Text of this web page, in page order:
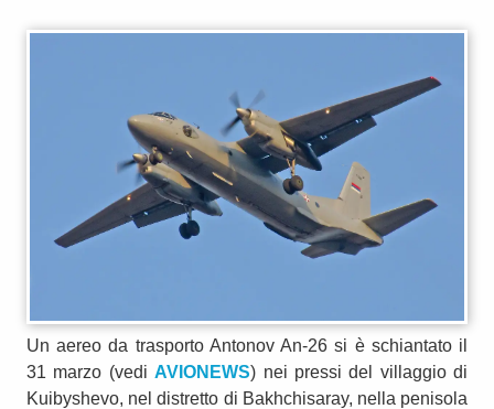
Un aereo da trasporto Antonov An‑26 si è schiantato il
31 marzo (vediAVIONEWS) nei pressi del villaggio di
Kuibyshevo, nel distretto di Bakhchisaray, nella penisola